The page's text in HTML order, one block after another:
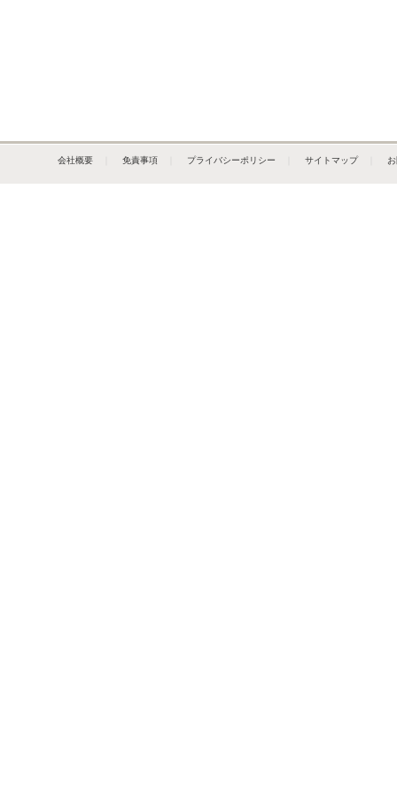
会社概要 免責事項 プライバシーポリシー サイトマップ｜